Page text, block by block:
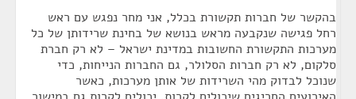
בהקשר של חברות תקשורת בכלל, אני מחר נפגש עם ראש
רחל פגישה שנקבעה מראש בנושא של בחינת שרידותן של כל
מערכות התקשורת החשובות במדינת ישראל – לא רק חברת
סלקום, לא רק חברות הסלולר, גם החברות הנייחות, כדי
שנוכל לבדוק מהי השרידות של אותן מערכות, כאשר